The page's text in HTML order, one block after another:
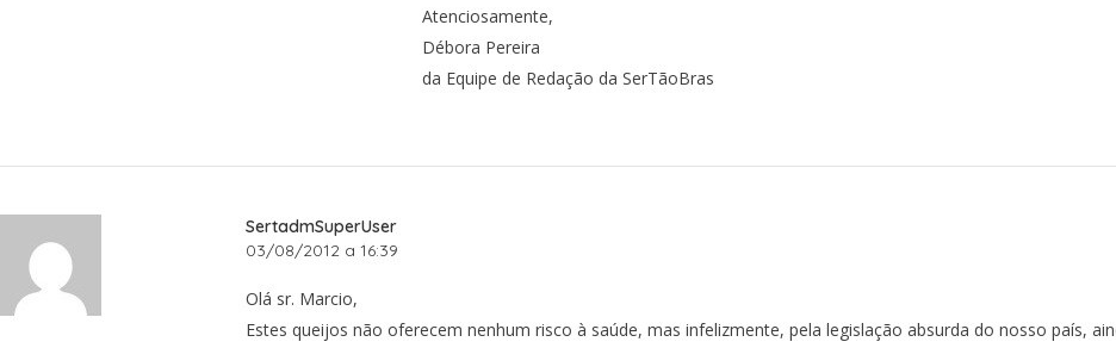
Atenciosamente,
Débora Pereira
da Equipe de Redação da SerTãoBras
SertadmSuperUser
03/08/2012 a 16:39
Olá sr. Marcio,
Estes queijos não oferecem nenhum risco à saúde, mas infelizmente, pela legislação absurda do nosso país,